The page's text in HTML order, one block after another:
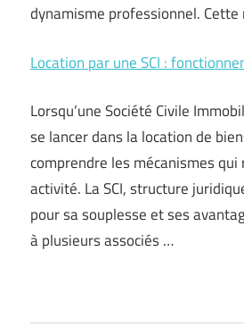
dynamisme professionnel.
Location par une SCI :
Lorsqu’une Société Civile
se lancer dans la location de
comprendre les mécanismes
activité. La SCI, structure
pour sa souplesse et ses
à plusieurs associés …